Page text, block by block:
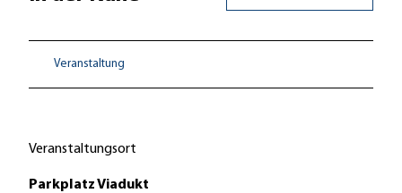
Veranstaltung
Veranstaltungsort
Parkplatz Viadukt